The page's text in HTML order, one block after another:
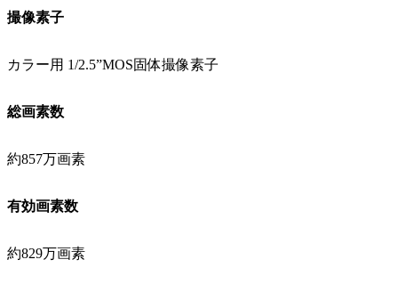
撮像素子
カラー用 1/2.5”MOS固体撮像素子
総画素数
約857万画素
有効画素数
約829万画素